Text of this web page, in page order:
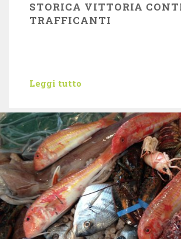
STORICA VITTORIA
TRAFFICANTI
Leggi tutto